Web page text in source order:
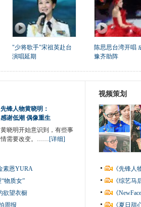
"少将歌手"宋祖英赴台
演唱延期
陈思思台湾开唱
豫齐助阵
先锋人物黄晓明：
感谢低潮 偶像重生
黄晓明开始意识到，有些事
情需要改变。……[详细]
素恩YURA
物质女”
欲望衣橱
周报
视频策划
《先锋
《综艺
《
《夏日